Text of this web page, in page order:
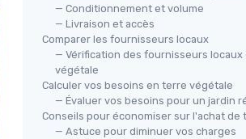
— Conditionnement et volume
— Livraison et accès
Comparer les fournisseurs locaux
— Vérification des fournisseurs locaux
végétale
Calculer vos besoins en terre végétale
— Évaluer vos besoins pour un jardin
Conseils pour économiser sur l'achat de
— Astuce pour diminuer vos charges